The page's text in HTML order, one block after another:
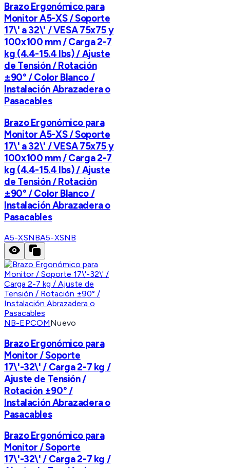
Brazo Ergonómico para
Monitor A5-XS / Soporte
17\' a 32\' / VESA 75x75 y
100x100 mm / Carga 2-7
kg (4.4-15.4 lbs) / Ajuste
de Tensión / Rotación
±90° / Color Blanco /
Instalación Abrazadera o
Pasacables
Brazo Ergonómico para
Monitor A5-XS / Soporte
17\' a 32\' / VESA 75x75 y
100x100 mm / Carga 2-7
kg (4.4-15.4 lbs) / Ajuste
de Tensión / Rotación
±90° / Color Blanco /
Instalación Abrazadera o
Pasacables
A5-XSNBA5-XSNB
NB-EPCOMNuevo
Brazo Ergonómico para
Monitor / Soporte
17\'-32\' / Carga 2-7 kg /
Ajuste de Tensión /
Rotación ±90° /
Instalación Abrazadera o
Pasacables
Brazo Ergonómico para
Monitor / Soporte
17\'-32\' / Carga 2-7 kg /